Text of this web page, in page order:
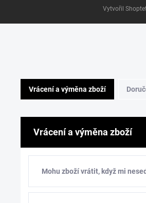
Vytvořil
Vrácení a výměna zboží
Vrácení a výměna zboží
Mohu zboží vrátit, když mi